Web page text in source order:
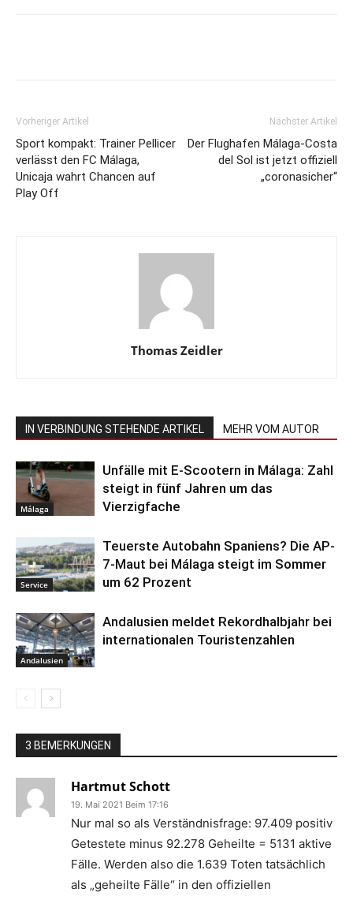
Vorheriger Artikel
Sport kompakt: Trainer Pellicer
verlässt den FC Málaga,
Unicaja wahrt Chancen auf
Play Off
Nächster Artikel
Der Flughafen Málaga-Costa
del Sol ist jetzt offiziell
„coronasicher“
Thomas Zeidler
IN VERBINDUNG STEHENDE ARTIKEL MEHR VOM AUTOR
Málaga
Unfälle mit E-Scootern in Málaga: Zahl
steigt in fünf Jahren um das
Vierzigfache
Service
Teuerste Autobahn Spaniens? Die AP-
7-Maut bei Málaga steigt im Sommer
um 62 Prozent
Andalusien
Andalusien meldet Rekordhalbjahr bei
internationalen Touristenzahlen
3 BEMERKUNGEN
Hartmut Schott
19. Mai 2021 Beim 17:16
Nur mal so als Verständnisfrage: 97.409 positiv
Getestete minus 92.278 Geheilte = 5131 aktive
Fälle. Werden also die 1.639 Toten tatsächlich
als „geheilte Fälle“ in den offiziellen